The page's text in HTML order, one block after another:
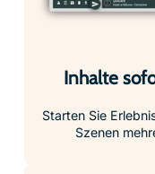
Inhalte
Starten Sie
Szenen